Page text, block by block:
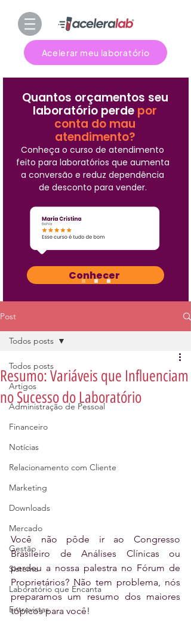
Acelerar meu laboratório
Quantos orçamentos seu
laboratório perde por
conta do mau
atendimento?
Conheça o curso de atendimento
feito para laboratórios que aumenta
a conversão e reduz dependência
de desconto para vender.
Conhecer
Post
Todos posts
Artigos
Administração de Pessoal
Financeiro
Notícias
Relacionamento com Cliente
Marketing
Downloads
Mercado
Gestão
Sistema
Laboratório que Encanta
Entrevistas
Todos posts
Resumo: Variáveis que Influenciam
no Sucesso do Laboratório
Você não pôde ir ao Congresso
Brasileiro de Análises Clínicas ou
perdeu a nossa palestra no Fórum de
Proprietários? Não tem problema, nós
preparamos um resumo dos maiores
tópicos para você!